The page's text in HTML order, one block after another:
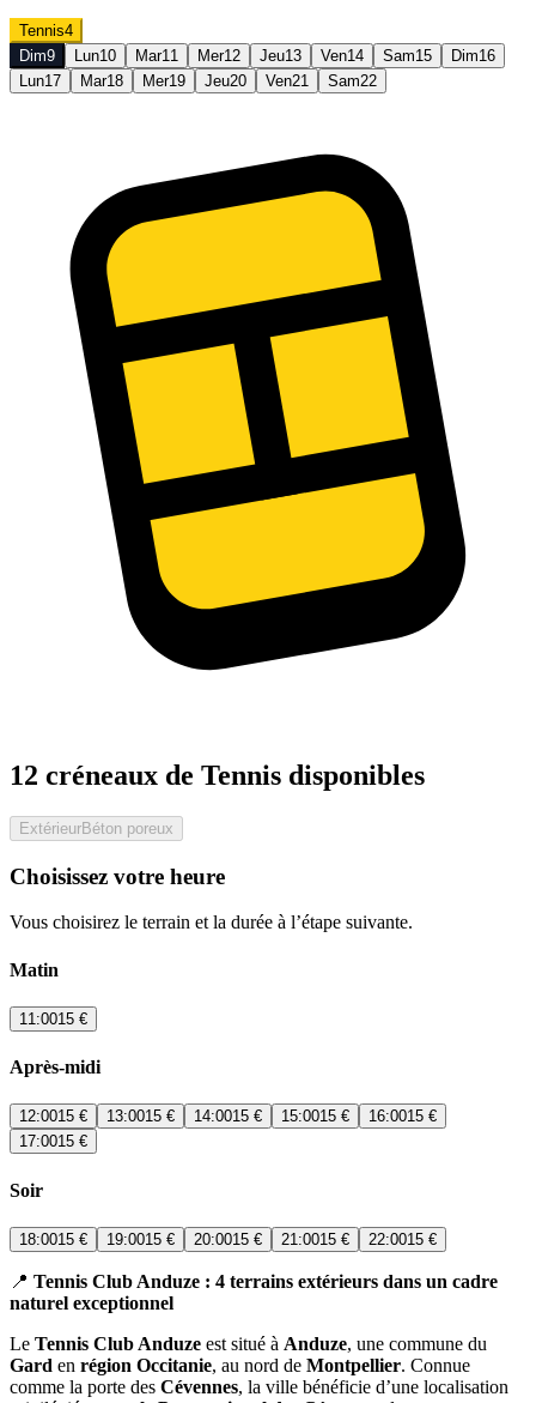
Tennis4
Dim9 Lun10 Mar11 Mer12 Jeu13 Ven14 Sam15 Dim16
Lun17 Mar18 Mer19 Jeu20 Ven21 Sam22
12 créneaux de Tennis disponibles
ExtérieurBéton poreux
Choisissez votre heure
Vous choisirez le terrain et la durée à l’étape suivante.
Matin
11:0015 €
Après-midi
12:0015 € 13:0015 € 14:0015 € 15:0015 € 16:0015 €
17:0015 €
Soir
18:0015 € 19:0015 € 20:0015 € 21:0015 € 22:0015 €
📍 Tennis Club Anduze : 4 terrains extérieurs dans un cadre
naturel exceptionnel
Le Tennis Club Anduze est situé à Anduze, une commune du
Gard en région Occitanie, au nord de Montpellier. Connue
comme la porte des Cévennes, la ville bénéficie d’une localisation